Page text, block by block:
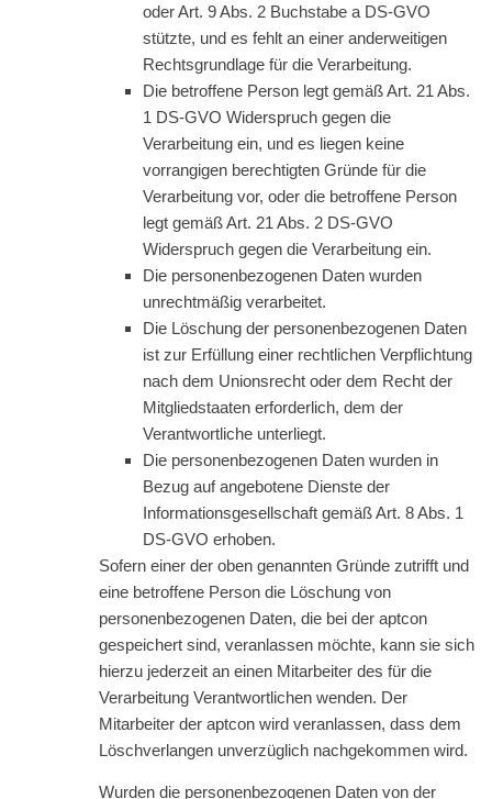
oder Art. 9 Abs. 2 Buchstabe a DS-GVO
stützte, und es fehlt an einer anderweitigen
Rechtsgrundlage für die Verarbeitung.
Die betroffene Person legt gemäß Art. 21 Abs.
1 DS-GVO Widerspruch gegen die
Verarbeitung ein, und es liegen keine
vorrangigen berechtigten Gründe für die
Verarbeitung vor, oder die betroffene Person
legt gemäß Art. 21 Abs. 2 DS-GVO
Widerspruch gegen die Verarbeitung ein.
Die personenbezogenen Daten wurden
unrechtmäßig verarbeitet.
Die Löschung der personenbezogenen Daten
ist zur Erfüllung einer rechtlichen Verpflichtung
nach dem Unionsrecht oder dem Recht der
Mitgliedstaaten erforderlich, dem der
Verantwortliche unterliegt.
Die personenbezogenen Daten wurden in
Bezug auf angebotene Dienste der
Informationsgesellschaft gemäß Art. 8 Abs. 1
DS-GVO erhoben.
Sofern einer der oben genannten Gründe zutrifft und
eine betroffene Person die Löschung von
personenbezogenen Daten, die bei der aptcon
gespeichert sind, veranlassen möchte, kann sie sich
hierzu jederzeit an einen Mitarbeiter des für die
Verarbeitung Verantwortlichen wenden. Der
Mitarbeiter der aptcon wird veranlassen, dass dem
Löschverlangen unverzüglich nachgekommen wird.
Wurden die personenbezogenen Daten von der